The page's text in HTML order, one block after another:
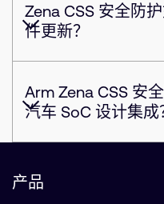
Zena CSS 安全防
件更新？
Arm Zena CSS 安
汽车 SoC 设计集成
产品